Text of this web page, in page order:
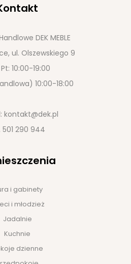
DEK MEBLE
ul. Olszewskiego 9
10:00-19:00
10:00-18:00
kontakt@dek.pl
501 290 944
i gabinety
i młodzież
Jadalnie
Kuchnie
dzienne